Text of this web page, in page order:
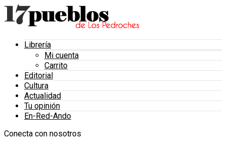
Librería
Mi cuenta
Carrito
Editorial
Cultura
Actualidad
Tu opinión
En-Red-Ando
Conecta con nosotros